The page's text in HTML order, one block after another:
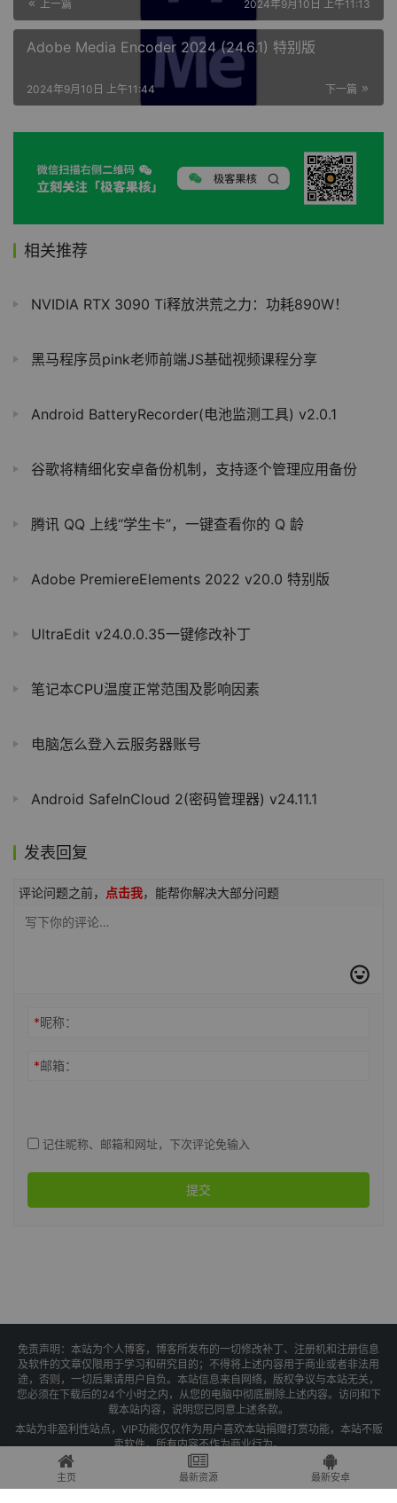
上一篇 2024年9月10日 上午11:13
Adobe Media Encoder 2024 (24.6.1) 特别版
下一篇
2024年9月10日 上午11:44
相关推荐
NVIDIA RTX 3090 Ti释放洪荒之力：功耗890W！
黑马程序员pink老师前端JS基础视频课程分享
Android BatteryRecorder(电池监测工具) v2.0.1
谷歌将精细化安卓备份机制，支持逐个管理应用备份
腾讯 QQ 上线“学生卡”，一键查看你的 Q 龄
Adobe PremiereElements 2022 v20.0 特别版
UltraEdit v24.0.0.35一键修改补丁
笔记本CPU温度正常范围及影响因素
电脑怎么登入云服务器账号
Android SafeInCloud 2(密码管理器) v24.11.1
发表回复
评论问题之前， 点击我，能帮你解决大部分问题
*昵称：
*邮箱：
记住昵称、邮箱和网址，下次评论免输入
提交
免责声明：本站为个人博客，博客所发布的一切修改补丁、注册机和注册信息
及软件的文章仅限用于学习和研究目的；不得将上述内容用于商业或者非法用
途，否则，一切后果请用户自负。本站信息来自网络，版权争议与本站无关，
您必须在下载后的24个小时之内，从您的电脑中彻底删除上述内容。访问和下
载本站内容，说明您已同意上述条款。
本站为非盈利性站点，VIP功能仅仅作为用户喜欢本站捐赠打赏功能，本站不贩
卖软件，所有内容不作为商业行为。
Copyright © 2025 果核剥壳 - 琼ICP备2021004479号-1
主页 最新资源 最新安卓